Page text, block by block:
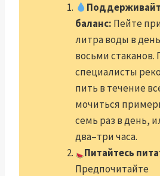
баланс: Пейте
литра воды в
восьми стаканов.
специалисты
пить в течение
мочиться
семь раз в день,
два–три часа.
Питайтесь
Предпочитайте